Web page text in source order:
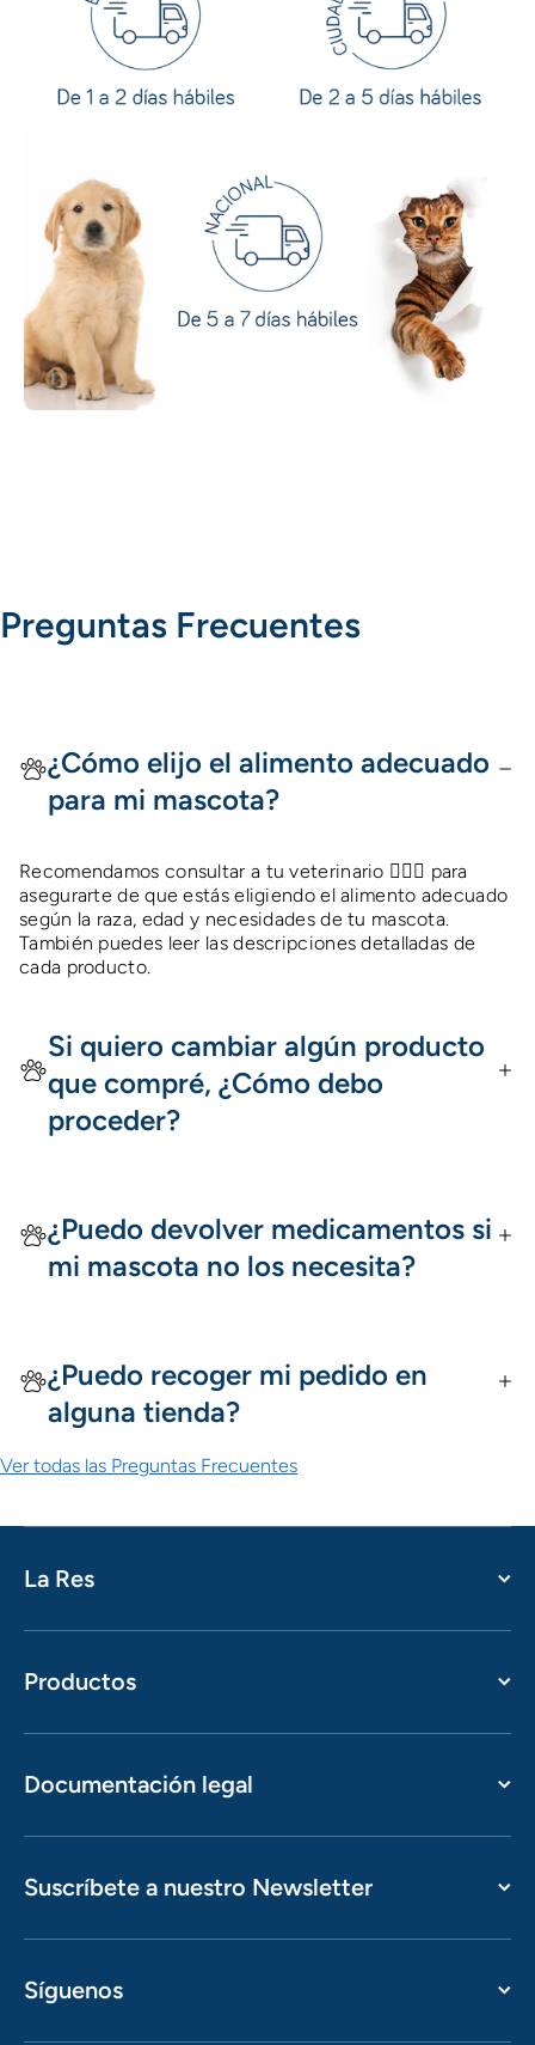
Preguntas Frecuentes
¿Cómo elijo el alimento adecuado
para mi mascota?
Recomendamos consultar a tu veterinario 👩🏻‍⚕️ para
asegurarte de que estás eligiendo el alimento adecuado
según la raza, edad y necesidades de tu mascota.
También puedes leer las descripciones detalladas de
cada producto.
Si quiero cambiar algún producto
que compré, ¿Cómo debo
proceder?
¿Puedo devolver medicamentos si
mi mascota no los necesita?
¿Puedo recoger mi pedido en
alguna tienda?
Ver todas las Preguntas Frecuentes
La Res
Productos
Documentación legal
Suscríbete a nuestro Newsletter
Síguenos